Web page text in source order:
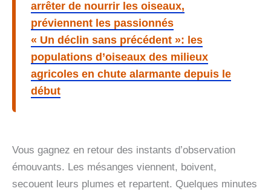
arrêter de nourrir les oiseaux,
préviennent les passionnés
« Un déclin sans précédent »: les
populations d’oiseaux des milieux
agricoles en chute alarmante depuis le
début
Vous gagnez en retour des instants d’observation
émouvants. Les mésanges viennent, boivent,
secouent leurs plumes et repartent. Quelques minutes